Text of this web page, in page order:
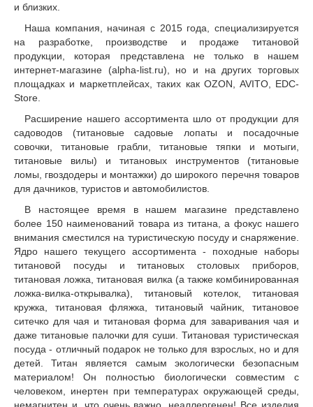
и близких.
Наша компания, начиная с 2015 года, специализируется
на разработке, производстве и продаже титановой
продукции, которая представлена не только в нашем
интернет-магазине (alpha-list.ru), но и на других торговых
площадках и маркетплейсах, таких как OZON, AVITO, EDC-
Store.
Расширение нашего ассортимента шло от продукции для
садоводов (титановые садовые лопаты и посадочные
совочки, титановые грабли, титановые тяпки и мотыги,
титановые вилы) и титановых инструментов (титановые
ломы, гвоздодеры и монтажки) до широкого перечня товаров
для дачников, туристов и автомобилистов.
В настоящее время в нашем магазине представлено
более 150 наименований товара из титана, а фокус нашего
внимания сместился на туристическую посуду и снаряжение.
Ядро нашего текущего ассортимента - походные наборы
титановой посуды и титановых столовых приборов,
титановая ложка, титановая вилка (а также комбинированная
ложка-вилка-открывалка), титановый котелок, титановая
кружка, титановая фляжка, титановый чайник, титановое
ситечко для чая и титановая форма для заваривания чая и
даже титановые палочки для суши. Титановая туристическая
посуда - отличный подарок не только для взрослых, но и для
детей. Титан является самым экологически безопасным
материалом! Он полностью биологически совместим с
человеком, инертен при температурах окружающей среды,